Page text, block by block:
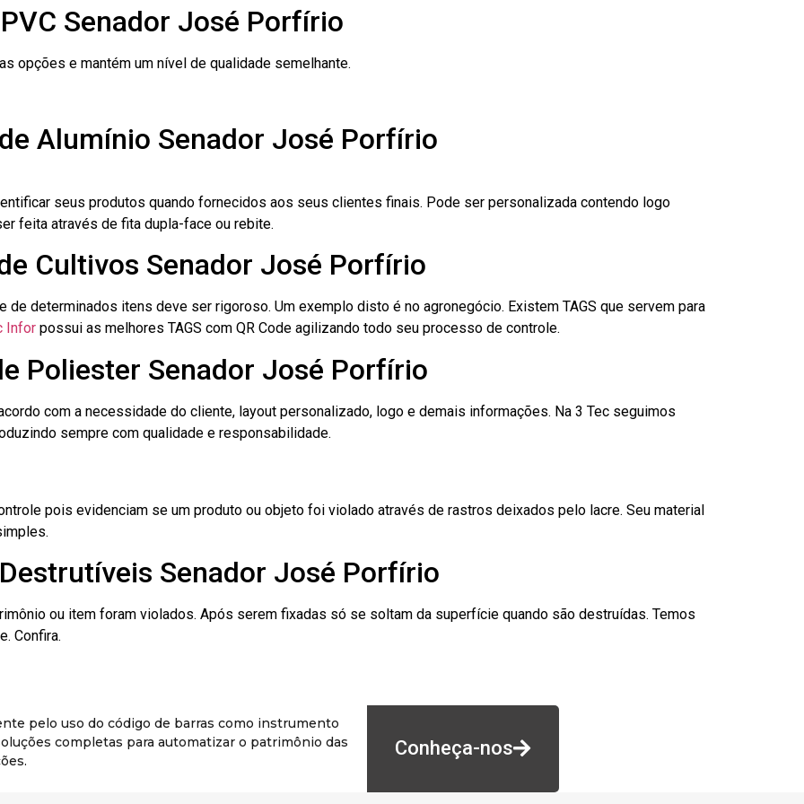
Senador José Porfírio
opções e mantém um nível de qualidade semelhante.
Alumínio Senador José Porfírio
seus produtos quando fornecidos aos seus clientes finais. Pode ser personalizada contendo logo
feita através de fita dupla-face ou rebite.
Cultivos Senador José Porfírio
determinados itens deve ser rigoroso. Um exemplo disto é no agronegócio. Existem TAGS que servem para
Infor possui as melhores TAGS com QR Code agilizando todo seu processo de controle.
Poliester Senador José Porfírio
com a necessidade do cliente, layout personalizado, logo e demais informações. Na 3 Tec seguimos
sempre com qualidade e responsabilidade.
pois evidenciam se um produto ou objeto foi violado através de rastros deixados pelo lacre. Seu material
Senador José Porfírio
ou item foram violados. Após serem fixadas só se soltam da superfície quando são destruídas. Temos
Confira.
pelo uso do código de barras como instrumento
completas para automatizar o patrimônio das
Conheça-nos